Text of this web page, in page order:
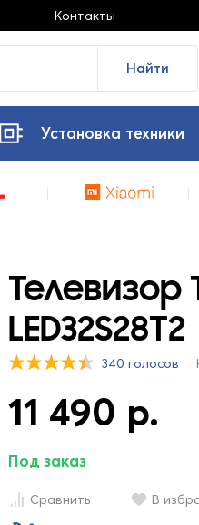
Контакты
Найти
Установка техники
Телевизор
LED32S28T2
340 голосов
11 490 р.
Под заказ
Сравнить В